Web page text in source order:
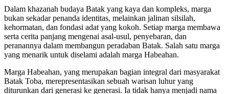
Dalam khazanah budaya Batak yang kaya dan kompleks, marga
bukan sekadar penanda identitas, melainkan jalinan silsilah,
kehormatan, dan fondasi adat yang kokoh. Setiap marga membawa
serta cerita panjang mengenai asal-usul, penyebaran, dan
peranannya dalam membangun peradaban Batak. Salah satu marga
yang menarik untuk diselami adalah marga Habeahan.
Marga Habeahan, yang merupakan bagian integral dari masyarakat
Batak Toba, merepresentasikan sebuah warisan luhur yang
diturunkan dari generasi ke generasi. Ia tidak hanya menjadi nama